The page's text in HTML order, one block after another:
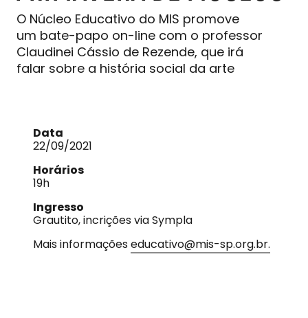
O Núcleo Educativo do MIS promove
um bate-papo on-line com o professor
Claudinei Cássio de Rezende, que irá
falar sobre a história social da arte
Data
22/09/2021
Horários
19h
Ingresso
Grautito, incrições via Sympla
Mais informaçõeseducativo@mis-sp.org.br.